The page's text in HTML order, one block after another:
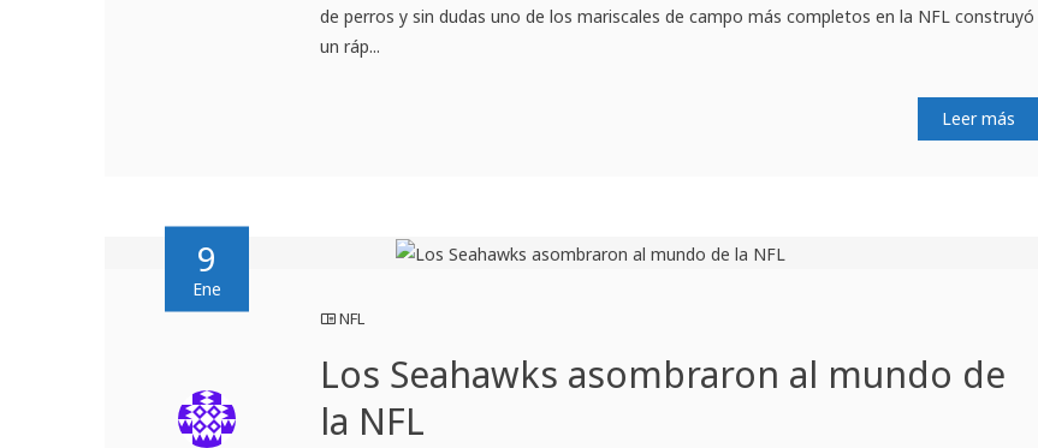
de perros y sin dudas uno de los mariscales de campo más completos en la NFL construyó
un ráp...
Leer más
9
Ene
NFL
Los Seahawks asombraron al mundo de
la NFL